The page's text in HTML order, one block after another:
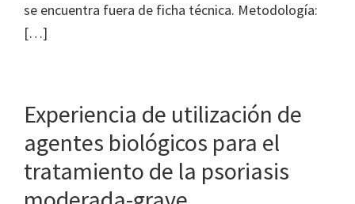
se encuentra fuera de ficha técnica. Metodología:
[…]
Experiencia de utilización de
agentes biológicos para el
tratamiento de la psoriasis